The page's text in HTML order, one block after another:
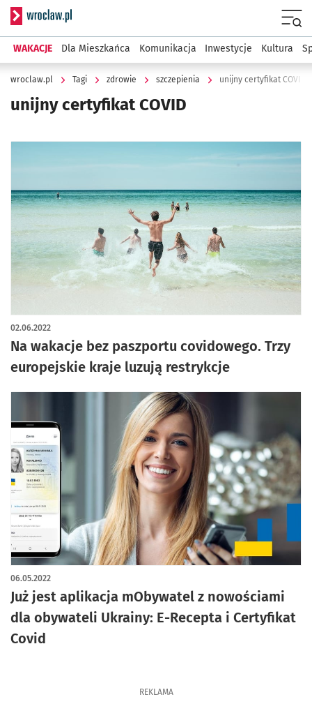
Serwis informacyjny wroclaw.pl
WAKACJE Dla Mieszkańca Komunikacja Inwestycje Kultura
wroclaw.pl Tagi zdrowie szczepienia unijny certyfikat COVID
unijny certyfikat COVID
Na wakacje bez paszportu covidowego. Trzy
europejskie kraje luzują restrykcje
02.06.2022
Już jest aplikacja mObywatel z nowościami
dla obywateli Ukrainy: E-Recepta i Certyfikat
Covid
06.05.2022
REKLAMA